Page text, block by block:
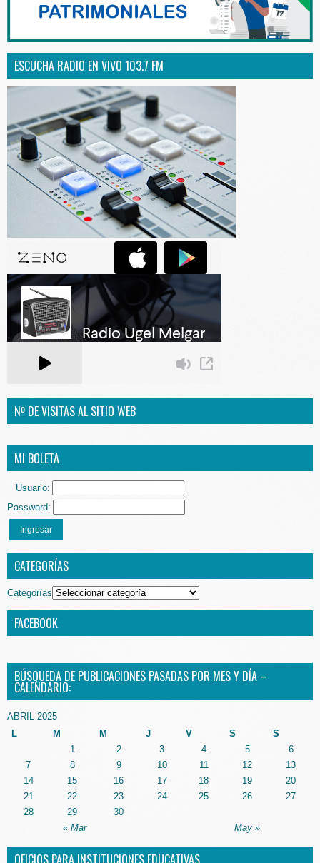
ESCUCHA RADIO EN VIVO 103.7 FM
Nº DE VISITAS AL SITIO WEB
MI BOLETA
Usuario:
Password:
Ingresar
CATEGORÍAS
Categorías
FACEBOOK
BÚSQUEDA DE PUBLICACIONES PASADAS POR MES Y DÍA –
CALENDARIO:
ABRIL 2025
L
M M J V S S
« Mar May »
1 2 3 4 5
6
7
8 9 10 11 12
13
14
15 16 17 18 19
20
21
22 23 24 25 26
27
28
29 30
OFICIOS PARA INSTITUCIONES EDUCATIVAS